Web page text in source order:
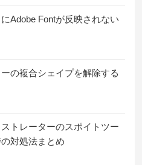
にAdobe Fontが反映されない
の複合シェイプを解除する
ストレーターのスポイトツー
対処法まとめ